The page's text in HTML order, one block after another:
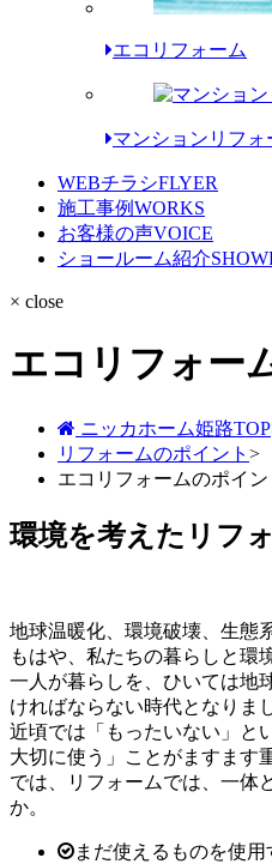
エコリフォーム
マンションリフォ
WEBチラシFLYER
施工事例WORKS
お客様の声VOICE
ショールーム紹介
× close
エコリフォー
ニッカホーム姫路TOP
リフォームのポイント >
エコリフォームのポイン
環境を考えたリフ
地球温暖化、環境破壊、生
もはや、私たちの暮らしと環
一人が暮らしを、ひいては地
ければならない時代となりま
近頃では「もったいない」と
大切に使う」ことがますます
では、リフォームでは、一体
か。
まだ使えるものを使用